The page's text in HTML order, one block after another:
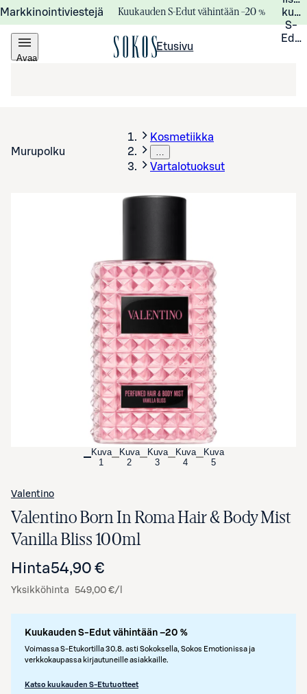
Markkinointiviestejä Kuukauden S-Edut vähintään –20 %
S-
Avaa
Etusivu
Murupolku
Kosmetiikka
…
Vartalotuoksut
Avaa tuotekuva suurennettuna
Kuva
1
Kuva
2
Kuva
3
Kuva
4
Kuva
5
Valentino
Valentino Born In Roma Hair & Body Mist
Vanilla Bliss 100ml
Hinta54,90 €
Yksikköhinta 549,00 €/l
Kuukauden S-Edut vähintään –20 %
Voimassa S-Etukortilla 30.8. asti Sokoksella, Sokos Emotionissa ja
verkkokaupassa kirjautuneille asiakkaille.
Katso kuukauden S-Etutuotteet